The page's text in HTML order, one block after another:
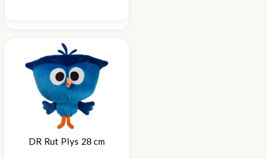
DR Rut Plys 28 cm